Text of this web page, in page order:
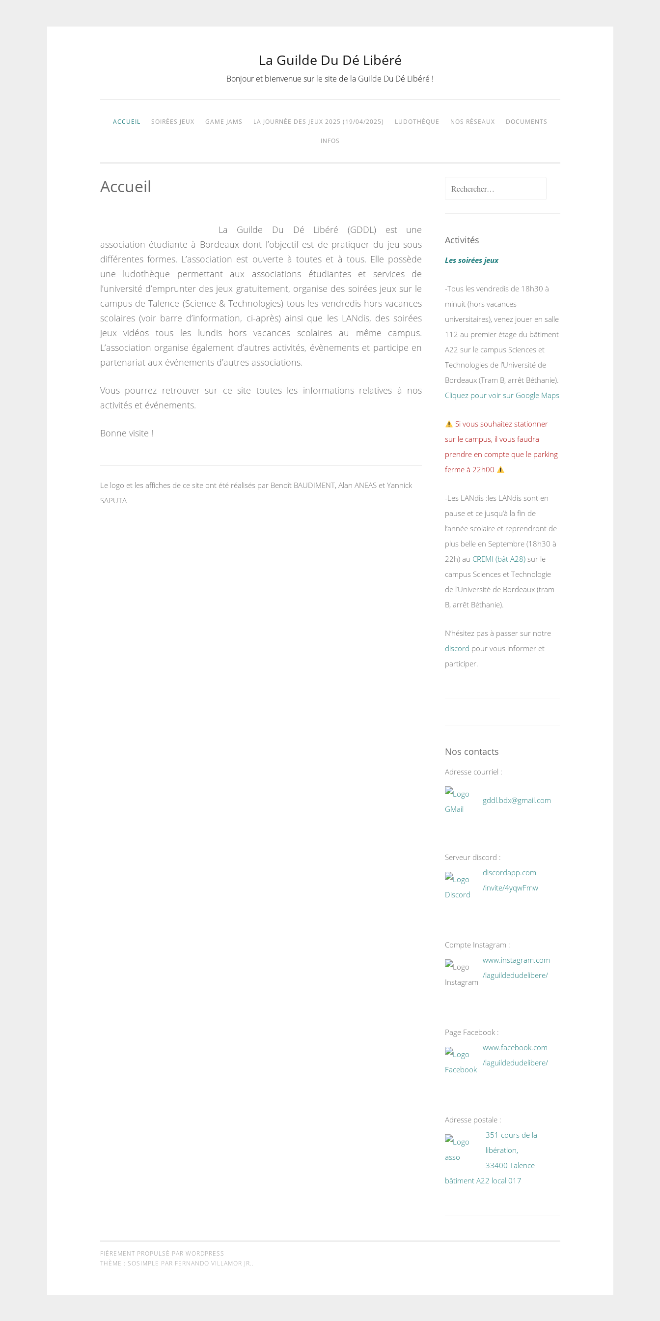
La Guilde Du Dé Libéré
Bonjour et bienvenue sur le site de la Guilde Du Dé Libéré !
ACCUEIL SOIRÉES JEUX GAME JAMS LA JOURNÉE DES JEUX 2025 (19/04/2025) LUDOTHÈQUE NOS RÉSEAUX DOCUMENTS
INFOS
Accueil
La Guilde Du Dé Libéré (GDDL) est une
association étudiante à Bordeaux dont l’objectif est de pratiquer du jeu sous
différentes formes. L’association est ouverte à toutes et à tous. Elle possède
une ludothèque permettant aux associations étudiantes et services de
l’université d’emprunter des jeux gratuitement, organise des soirées jeux sur le
campus de Talence (Science & Technologies) tous les vendredis hors vacances
scolaires (voir barre d’information, ci-après) ainsi que les LANdis, des soirées
jeux vidéos tous les lundis hors vacances scolaires au même campus.
L’association organise également d’autres activités, évènements et participe en
partenariat aux événements d’autres associations.
Vous pourrez retrouver sur ce site toutes les informations relatives à nos
activités et événements.
Bonne visite !
Le logo et les affiches de ce site ont été réalisés par Benoît BAUDIMENT, Alan ANEAS et Yannick
SAPUTA
Rechercher :
Activités
Les soirées jeux
-Tous les vendredis de 18h30 à
minuit (hors vacances
universitaires), venez jouer en salle
112 au premier étage du bâtiment
A22 sur le campus Sciences et
Technologies de l’Université de
Bordeaux (Tram B, arrêt Béthanie).
Cliquez pour voir sur Google Maps
Si vous souhaitez stationner
sur le campus, il vous faudra
prendre en compte que le parking
ferme à 22h00
-Les LANdis :les LANdis sont en
pause et ce jusqu’à la fin de
l’année scolaire et reprendront de
plus belle en Septembre (18h30 à
22h) au CREMI (bât A28) sur le
campus Sciences et Technologie
de l’Université de Bordeaux (tram
B, arrêt Béthanie).
N’hésitez pas à passer sur notre
discord pour vous informer et
participer.
Nos contacts
Adresse courriel :
gddl.bdx@gmail.com
Serveur discord :
discordapp.com
/invite/4yqwFmw
Compte Instagram :
www.instagram.com
/laguildedudelibere/
Page Facebook :
www.facebook.com
/laguildedudelibere/
Adresse postale :
351 cours de la
libération,
33400 Talence
bâtiment A22 local 017
FIÈREMENT PROPULSÉ PAR WORDPRESS
THÈME : SOSIMPLE PAR FERNANDO VILLAMOR JR..